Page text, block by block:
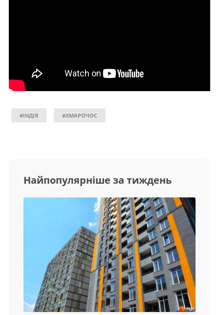
#ІНДІЯ #ХМАРОЧОС
Найпопулярніше за тиждень